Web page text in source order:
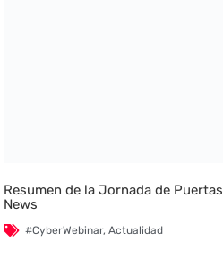
Resumen de la Jornada de
News
#CyberWebinar,Actualidad